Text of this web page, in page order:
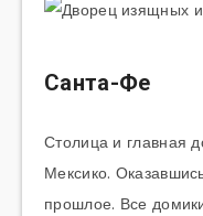
Санта-Фе
Столица и главная
Мексико.
прошлое. Все